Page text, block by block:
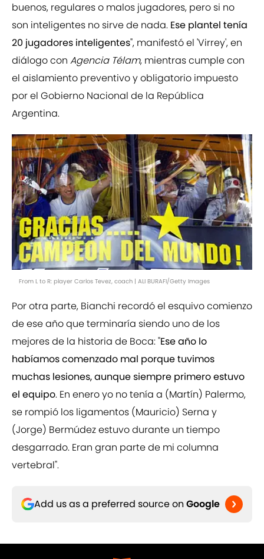
buenos, regulares o malos jugadores, pero si no
son inteligentes no sirve de nada. Ese plantel tenía
20 jugadores inteligentes", manifestó el 'Virrey', en
diálogo con Agencia Télam, mientras cumple con
el aislamiento preventivo y obligatorio impuesto
por el Gobierno Nacional de la República
Argentina.
From L to R: player Carlos Tevez, coach | ALI BURAFI/Getty Images
Por otra parte, Bianchi recordó el esquivo comienzo
de ese año que terminaría siendo uno de los
mejores de la historia de Boca: "Ese año lo
habíamos comenzado mal porque tuvimos
muchas lesiones, aunque siempre primero estuvo
el equipo. En enero yo no tenía a (Martín) Palermo,
se rompió los ligamentos (Mauricio) Serna y
(Jorge) Bermúdez estuvo durante un tiempo
desgarrado. Eran gran parte de mi columna
vertebral".
Add us as a preferred source on Google